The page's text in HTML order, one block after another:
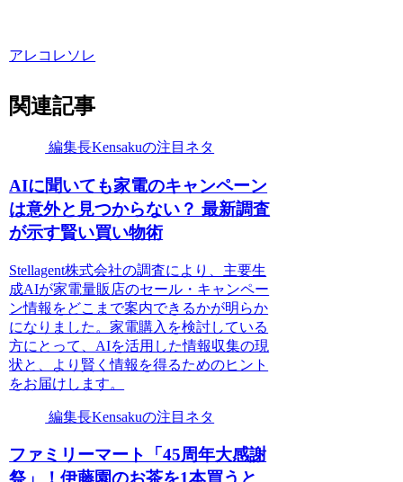
アレコレソレ
関連記事
編集長Kensakuの注目ネタ
AIに聞いても家電のキャンペーン
は意外と見つからない？ 最新調査
が示す賢い買い物術
Stellagent株式会社の調査により、主要生
成AIが家電量販店のセール・キャンペー
ン情報をどこまで案内できるかが明らか
になりました。家電購入を検討している
方にとって、AIを活用した情報収集の現
状と、より賢く情報を得るためのヒント
をお届けします。
編集長Kensakuの注目ネタ
ファミリーマート「45周年大感謝
祭」！伊藤園のお茶を1本買うと